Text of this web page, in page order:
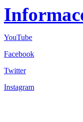
YouTube
Facebook
Twitter
Instagram